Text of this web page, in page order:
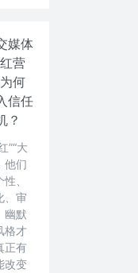
媒体
营
何
信任
？
”“大
他们
、
、审
幽默
格才
正有
改变